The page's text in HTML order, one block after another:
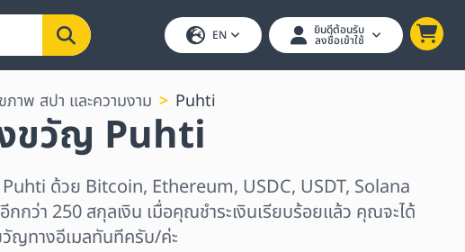
EN ยินดีต้อนรับ
ลงชื่อเข้าใช้
ภาพ สปา และความงาม Puhti
ขวัญ Puhti
ด้วย Bitcoin, Ethereum, USDC, USDT, Solana
กว่า 250 สกุลเงิน เมื่อคุณชำระเงินเรียบร้อยแล้ว คุณจะได้
ญทางอีเมลทันทีครับ/ค่ะ